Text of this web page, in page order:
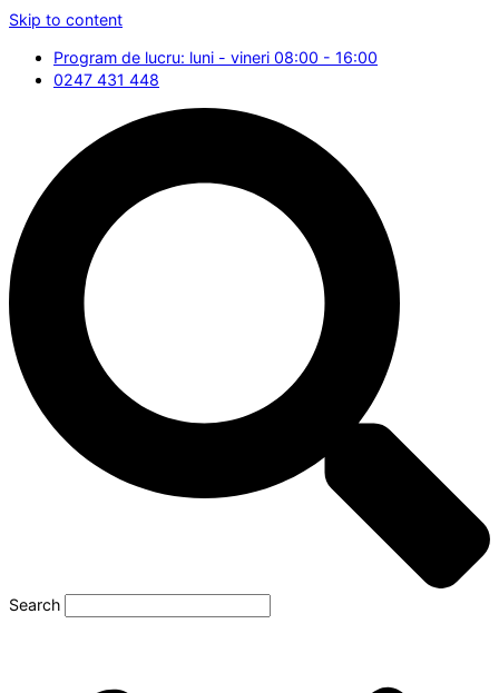
Skip to content
Program de lucru: luni - vineri 08:00 - 16:00
0247 431 448
Search